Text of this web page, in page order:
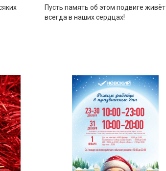
Пусть память об этом подвиге живёт
всегда в наших сердцах!